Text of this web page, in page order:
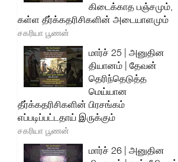
கிடைக்காத பஞ்சமும்,
கள்ள தீர்க்கதரிசிகளின் அடையாளமும்
சகரியா பூணன்
மார்ச் 25 | அனுதின
தியானம் | தேவன்
தெரிந்தெடுத்த
மெய்யான
தீர்க்கதரிசிகளின் பிரசங்கம்
எப்படிப்பட்டதாய் இருக்கும்
சகரியா பூணன்
மார்ச் 26 | அனுதின